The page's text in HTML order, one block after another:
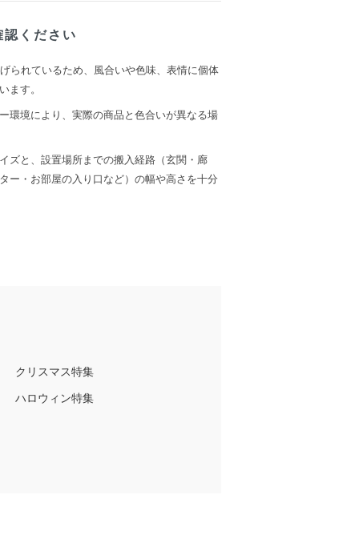
ください
られているため、風合いや色味、表情に個体
ます。
環境により、実際の商品と色合いが異なる場
ズと、設置場所までの搬入経路（玄関・廊
ー・お部屋の入り口など）の幅や高さを十分
クリスマス特集
ハロウィン特集